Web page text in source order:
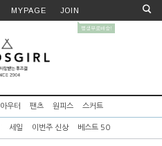
MYPAGE JOIN
아우터 팬츠 원피스 스커트
세일 이번주 신상 베스트 50